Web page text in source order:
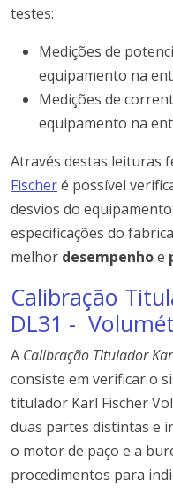
testes:
Medições de
equipamento na
Medições de
equipamento na
Através destas leituras
Fischeré possível
desvios do
especificações do
melhor desempenhoe
Calibração
DL31 -
A Calibração Titulador
consiste em verificar o
titulador Karl Fischer
duas partes distintas e
o motor de paço e a
procedimentos para